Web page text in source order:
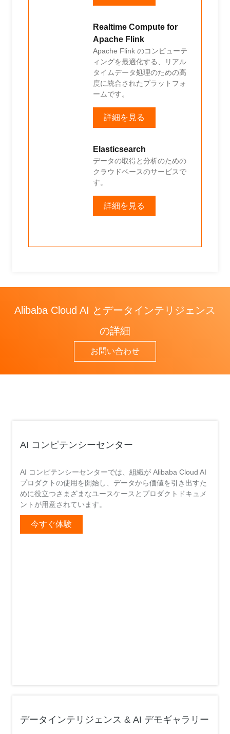
Realtime Compute for
Apache Flink
Apache Flink のコンピューテ
ィングを最適化する、リアル
タイムデータ処理のための高
度に統合されたプラットフォ
ームです。
詳細を見る
Elasticsearch
データの取得と分析のための
クラウドベースのサービスで
す。
詳細を見る
Alibaba Cloud AI とデータインテリジェンス
の詳細
お問い合わせ
AI コンピテンシーセンター
AI コンピテンシーセンターでは、組織が Alibaba Cloud AI
プロダクトの使用を開始し、データから価値を引き出すた
めに役立つさまざまなユースケースとプロダクトドキュメ
ントが用意されています。
今すぐ体験
データインテリジェンス & AI デモギャラリー